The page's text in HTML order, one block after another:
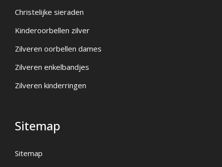
Christelijke sieraden
Kinderoorbellen zilver
Zilveren oorbellen dames
Zilveren enkelbandjes
Zilveren kinderringen
Sitemap
Sitemap